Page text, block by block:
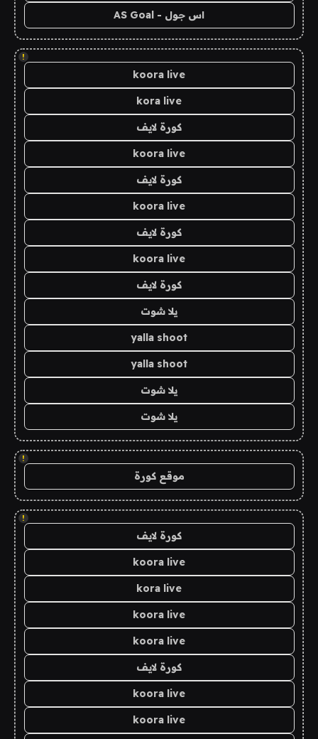
اس جول - AS Goal
!
koora live
kora live
كورة لايف
koora live
كورة لايف
koora live
كورة لايف
koora live
كورة لايف
يلا شوت
yalla shoot
yalla shoot
يلا شوت
يلا شوت
!
موقع كورة
!
كورة لايف
koora live
kora live
koora live
koora live
كورة لايف
koora live
koora live